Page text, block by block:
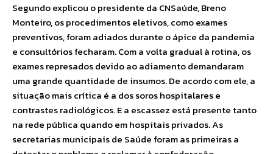
Segundo explicou o presidente da CNSaúde, Breno
Monteiro, os procedimentos eletivos, como exames
preventivos, foram adiados durante o ápice da pandemia
e consultórios fecharam. Com a volta gradual à rotina, os
exames represados devido ao adiamento demandaram
uma grande quantidade de insumos. De acordo com ele, a
situação mais crítica é a dos soros hospitalares e
contrastes radiológicos. E a escassez está presente tanto
na rede pública quando em hospitais privados. As
secretarias municipais de Saúde foram as primeiras a